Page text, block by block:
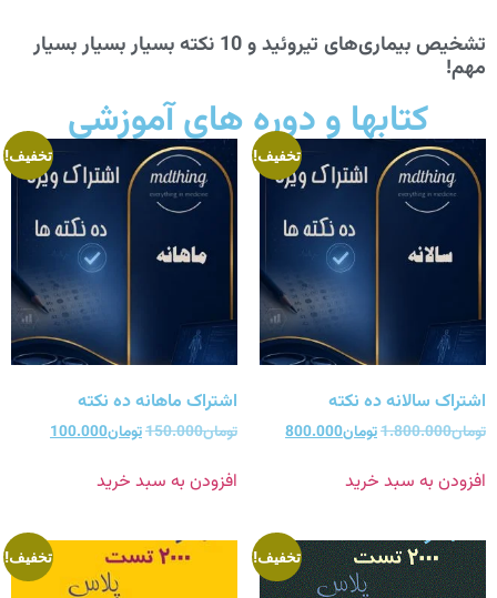
تشخیص بیماری‌های تیروئید و 10 نکته بسیار بسیار بسیار
مهم!
کتابها و دوره های آموزشی
تخفیف!
اشتراک سالانه ده نکته
تومان1.800.000تومان800.000
افزودن به سبد خرید
تخفیف!
اشتراک ماهانه ده نکته
تومان150.000تومان100.000
افزودن به سبد خرید
تخفیف! تخفیف!